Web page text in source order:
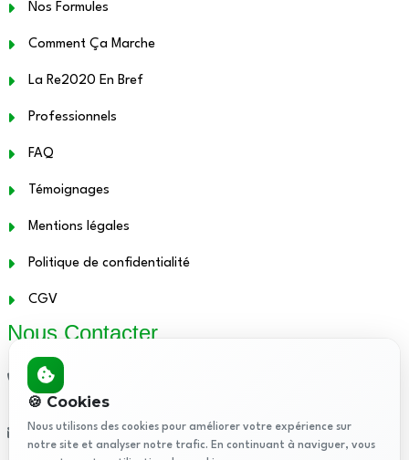
Nos Formules
Comment Ça Marche
La Re2020 En Bref
Professionnels
FAQ
Témoignages
Mentions légales
Politique de confidentialité
CGV
Nous Contacter
01.48.12.21.86
contact@attestationthermique.fr
🍪 Cookies
Nous utilisons des cookies pour améliorer votre expérience sur
notre site et analyser notre trafic. En continuant à naviguer, vous